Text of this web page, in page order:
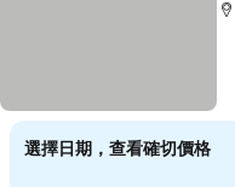
選擇日期，查看確切價格